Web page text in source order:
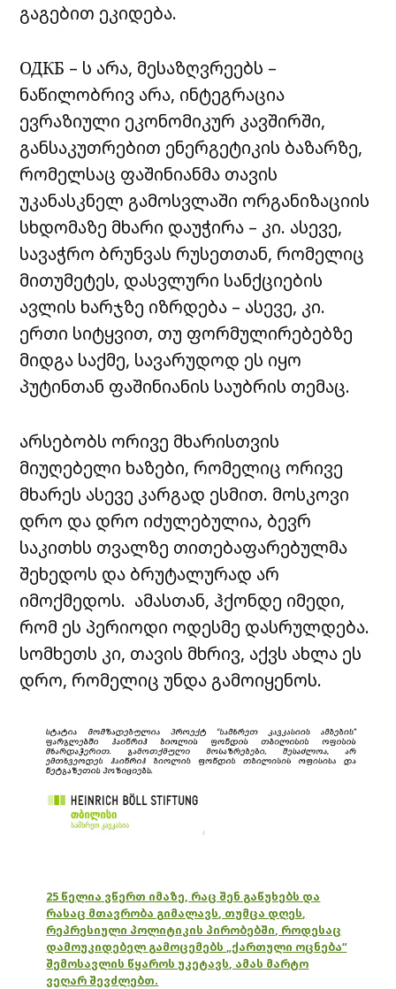
გაგებით ეკიდება.
ОДКБ – ს არა, მესაზღვრეებს –
ნაწილობრივ არა, ინტეგრაცია
ევრაზიული ეკონომიკურ კავშირში,
განსაკუთრებით ენერგეტიკის ბაზარზე,
რომელსაც ფაშინიანმა თავის
უკანასკნელ გამოსვლაში ორგანიზაციის
სხდომაზე მხარი დაუჭირა – კი. ასევე,
სავაჭრო ბრუნვას რუსეთთან, რომელიც
მითუმეტეს, დასვლური სანქციების
ავლის ხარჯზე იზრდება – ასევე, კი.
ერთი სიტყვით, თუ ფორმულირებებზე
მიდგა საქმე, სავარუდოდ ეს იყო
პუტინთან ფაშინიანის საუბრის თემაც.
არსებობს ორივე მხარისთვის
მიუღებელი ხაზები, რომელიც ორივე
მხარეს ასევე კარგად ესმით. მოსკოვი
დრო და დრო იძულებულია, ბევრ
საკითხს თვალზე თითებაფარებულმა
შეხედოს და ბრუტალურად არ
იმოქმედოს. ამასთან, ჰქონდე იმედი,
რომ ეს პერიოდი ოდესმე დასრულდება.
სომხეთს კი, თავის მხრივ, აქვს ახლა ეს
დრო, რომელიც უნდა გამოიყენოს.
25 წელია ვწერთ იმაზე, რაც შენ გაწუხებს და
რასაც მთავრობა გიმალავს, თუმცა დღეს,
რეპრესიული პოლიტიკის პირობებში, როდესაც
დამოუკიდებელ გამოცემებს „ქართული ოცნება“
შემოსავლის წყაროს უკეტავს, ამას მარტო
ვეღარ შევძლებთ.